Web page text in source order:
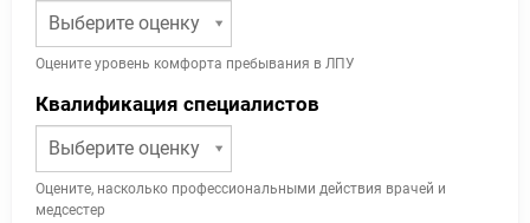
Выберите оценку
Оцените уровень комфорта пребывания в ЛПУ
Квалификация специалистов
Выберите оценку
Оцените, насколько профессиональными действия врачей и
медсестер